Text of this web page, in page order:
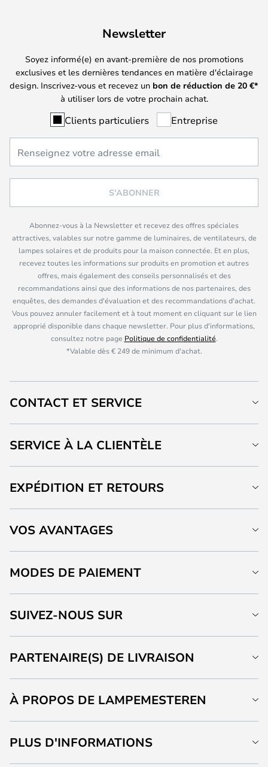
Newsletter
Soyez informé(e) en avant-première de nos promotions
exclusives et les dernières tendances en matière d'éclairage
design. Inscrivez-vous et recevez un bon de réduction de 20 €*
à utiliser lors de votre prochain achat.
Clients particuliers Entreprise
S'ABONNER
Abonnez-vous à la Newsletter et recevez des offres spéciales
attractives, valables sur notre gamme de luminaires, de ventilateurs, de
lampes solaires et de produits pour la maison connectée. Et en plus,
recevez toutes les informations sur produits en promotion et autres
offres, mais également des conseils personnalisés et des
recommandations ainsi que des informations de nos partenaires, des
enquêtes, des demandes d'évaluation et des recommandations d'achat.
Vous pouvez annuler facilement et à tout moment en cliquant sur le lien
approprié disponible dans chaque newsletter. Pour plus d'informations,
consultez notre page Politique de confidentialité.
*Valable dès € 249 de minimum d'achat.
CONTACT ET SERVICE
SERVICE À LA CLIENTÈLE
EXPÉDITION ET RETOURS
VOS AVANTAGES
MODES DE PAIEMENT
SUIVEZ-NOUS SUR
PARTENAIRE(S) DE LIVRAISON
À PROPOS DE LAMPEMESTEREN
PLUS D'INFORMATIONS